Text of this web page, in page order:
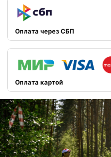
Оплата через СБП
Оплата картой